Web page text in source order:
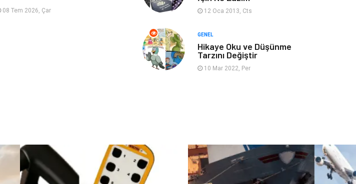
08 Tem 2026, Çar 12 Oca 2013, Cts
GENEL
Hikaye Oku ve Düşünme
Tarzını Değiştir
10 Mar 2022, Per